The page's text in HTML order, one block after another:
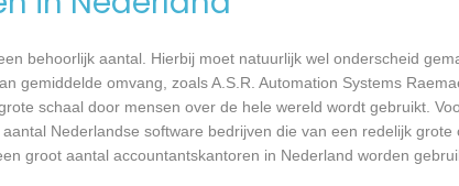
behoorlijk aantal. Hierbij moet natuurlijk wel onderscheid
gemiddelde omvang, zoals A.S.R. Automation Systems
schaal door mensen over de hele wereld wordt gebruikt.
Nederlandse software bedrijven die van een redelijk grote
groot aantal accountantskantoren in Nederland worden